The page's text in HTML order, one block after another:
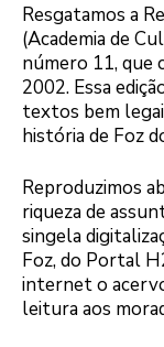
Resgatamos a
(Academia de
número 11, que
2002. Essa
textos bem
história de Foz
Reproduzimos
riqueza de
singela
Foz, do Portal
internet o
leitura aos